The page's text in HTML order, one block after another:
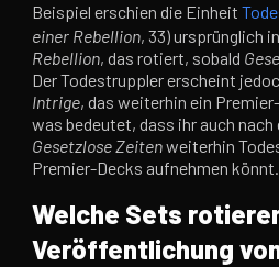
Beispiel erschien die Einheit
einer Rebellion, 33) ursprünglich in
Rebellion, das rotiert, sobald
Der Todestruppler erscheint
Intrige, das weiterhin ein
was bedeutet, dass ihr auch
Gesetzlose Zeitenweiterhin
Premier-Decks aufnehmen könnt.
Welche Sets
Veröffentlichung